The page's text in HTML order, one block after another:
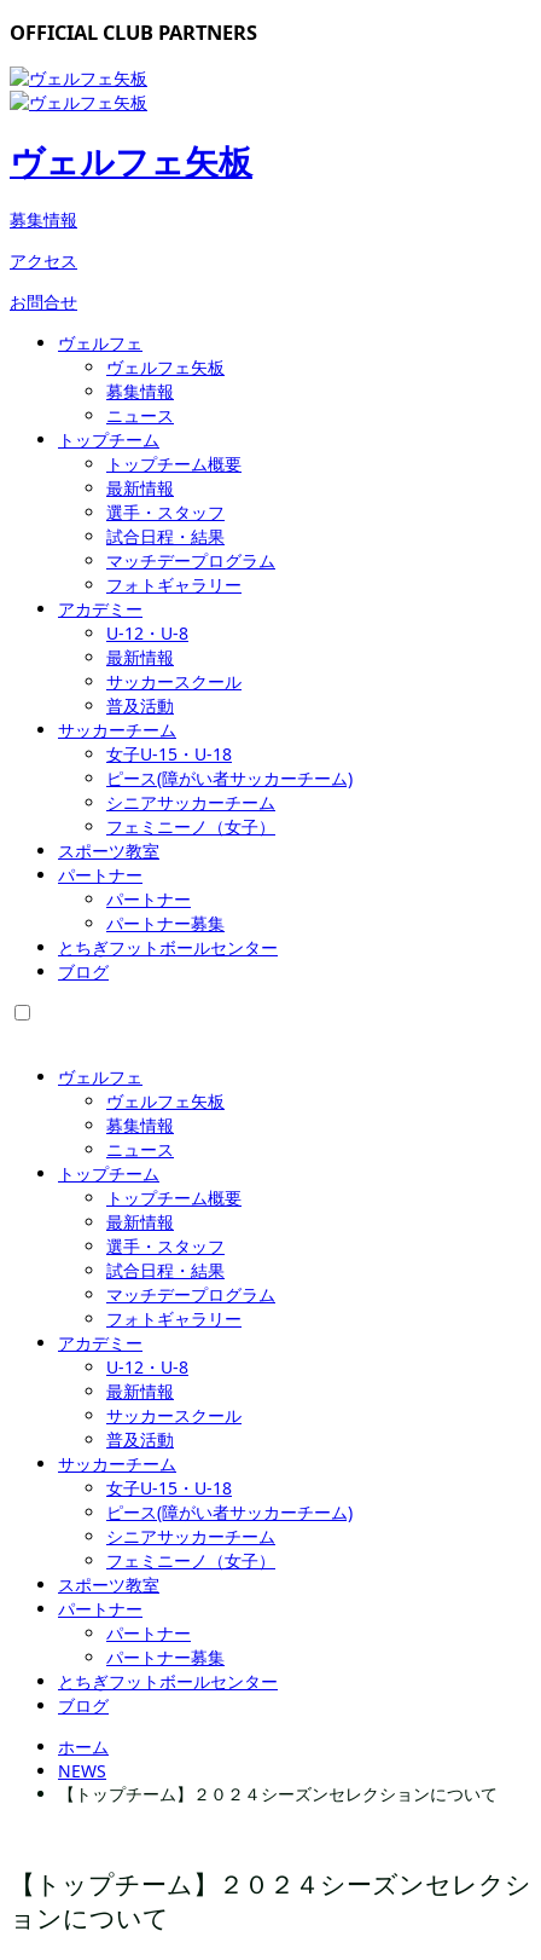
OFFICIAL CLUB PARTNERS
ヴェルフェ矢板
募集情報
アクセス
お問合せ
ヴェルフェ
ヴェルフェ矢板
募集情報
ニュース
トップチーム
トップチーム概要
最新情報
選手・スタッフ
試合日程・結果
マッチデープログラム
フォトギャラリー
アカデミー
U-12・U-8
最新情報
サッカースクール
普及活動
サッカーチーム
女子U-15・U-18
ピース(障がい者サッカーチーム)
シニアサッカーチーム
フェミニーノ（女子）
スポーツ教室
パートナー
パートナー
パートナー募集
とちぎフットボールセンター
ブログ
ヴェルフェ
ヴェルフェ矢板
募集情報
ニュース
トップチーム
トップチーム概要
最新情報
選手・スタッフ
試合日程・結果
マッチデープログラム
フォトギャラリー
アカデミー
U-12・U-8
最新情報
サッカースクール
普及活動
サッカーチーム
女子U-15・U-18
ピース(障がい者サッカーチーム)
シニアサッカーチーム
フェミニーノ（女子）
スポーツ教室
パートナー
パートナー
パートナー募集
とちぎフットボールセンター
ブログ
ホーム
NEWS
【トップチーム】２０２４シーズンセレクションについて
【トップチーム】２０２４シーズンセレクシ
ョンについて